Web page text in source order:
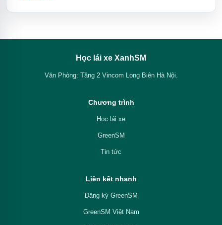
Học lái xe XanhSM
Văn Phòng: Tầng 2 Vincom Long Biên Hà Nội.
Chương trình
Học lái xe
GreenSM
Tin tức
Liên kết nhanh
Đăng ký GreenSM
GreenSM Việt Nam